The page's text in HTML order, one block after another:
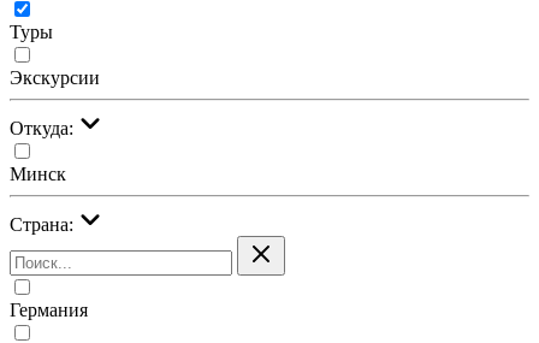
Туры
Экскурсии
Откуда:
Минск
Страна:
Германия